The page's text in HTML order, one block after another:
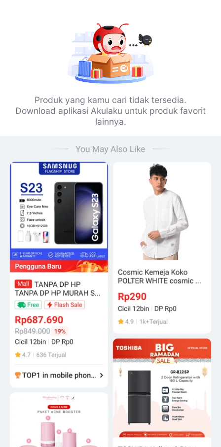
Produk yang kamu cari tidak tersedia.
Download aplikasi Akulaku untuk produk favorit
lainnya.